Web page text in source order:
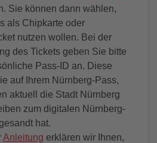
Sie können dann wählen,
als Chipkarte oder
nutzen wollen. Bei der
des Tickets geben Sie bitte
Pass-ID an. Diese
auf Ihrem Nürnberg-Pass,
aktuell die Stadt Nürnberg
zum digitalen Nürnberg-
hat.
Anleitung erklären wir Ihnen,